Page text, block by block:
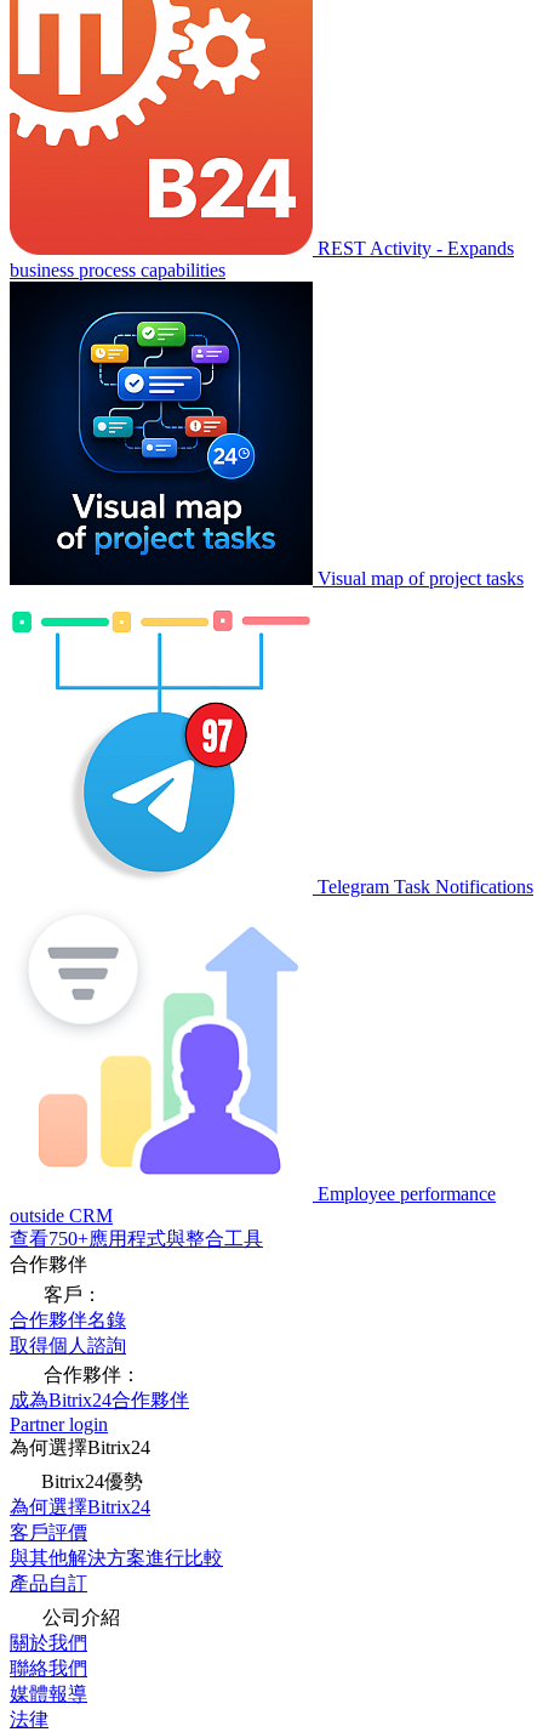
REST Activity - Expands
business process capabilities
Visual map of project tasks
Telegram Task Notifications
Employee performance
outside CRM
查看750+應用程式與整合工具
合作夥伴
客戶：
合作夥伴名錄
取得個人諮詢
合作夥伴：
成為Bitrix24合作夥伴
Partner login
為何選擇Bitrix24
Bitrix24優勢
為何選擇Bitrix24
客戶評價
與其他解決方案進行比較
產品自訂
公司介紹
關於我們
聯絡我們
媒體報導
法律